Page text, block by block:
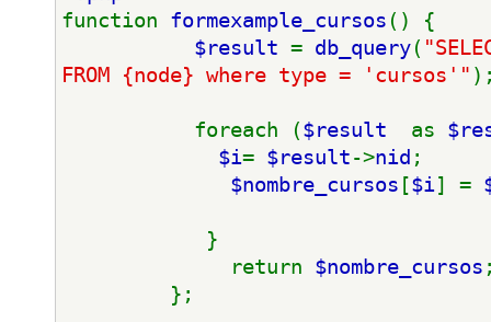
function formexample_cursos () {
$result = db_query(
FROM {node} where type = 'cursos'"
foreach ($result as
$i= $result->nid ;
$nombre_cursos [$i] =
}
return $nombre_cursos
};